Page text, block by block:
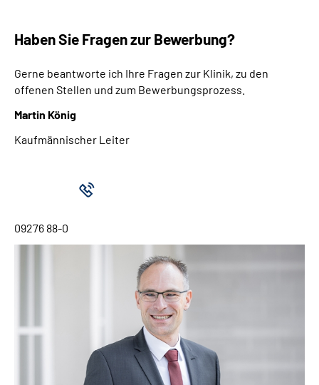
Haben Sie Fragen zur Bewerbung?
Gerne beantworte ich Ihre Fragen zur Klinik, zu den
offenen Stellen und zum Bewerbungsprozess.
Martin König
Kaufmännischer Leiter
09276 88-0